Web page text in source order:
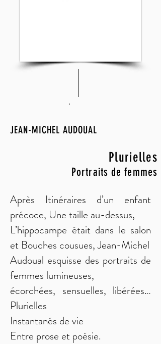
JEAN-MICHEL AUDOUAL
Plurielles
Portraits de femmes
Après Itinéraires d’un enfant
précoce, Une taille au-dessus,
L’hippocampe était dans le salon
et Bouches cousues, Jean-Michel
Audoual esquisse des portraits de
femmes lumineuses,
écorchées, sensuelles, libérées…
Plurielles
Instantanés de vie
Entre prose et poésie.